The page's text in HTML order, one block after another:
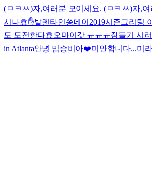
(ㅁㅋㅆ)자,여러분 모이세요. (ㅁㅋㅆ)자,
시나효✋발렌타인씅데이 2019시즌그리팅
도 도전한다효 오마이갓 ㅠㅠㅠ잠들기 시
in Atlanta안녕 밈승비아❤️미안합니다...미